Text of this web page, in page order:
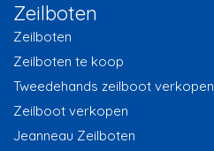
Zeilboten
Zeilboten
Zeilboten te koop
Tweedehands zeilboot verkopen
Zeilboot verkopen
Jeanneau Zeilboten